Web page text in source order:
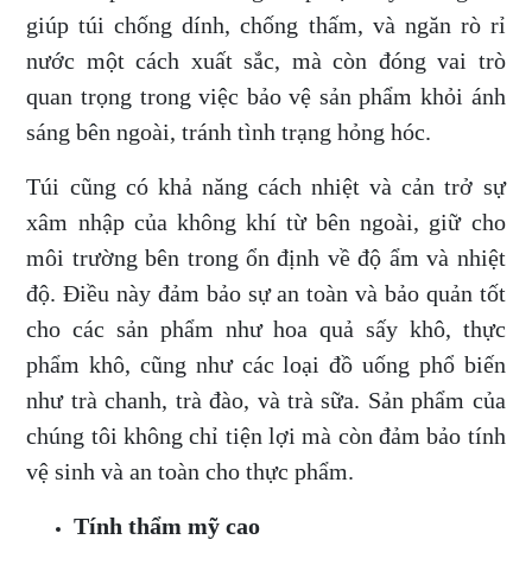
giúp túi chống dính, chống thấm, và ngăn rò rỉ
nước một cách xuất sắc, mà còn đóng vai trò
quan trọng trong việc bảo vệ sản phẩm khỏi ánh
sáng bên ngoài, tránh tình trạng hỏng hóc.
Túi cũng có khả năng cách nhiệt và cản trở sự
xâm nhập của không khí từ bên ngoài, giữ cho
môi trường bên trong ổn định về độ ẩm và nhiệt
độ. Điều này đảm bảo sự an toàn và bảo quản tốt
cho các sản phẩm như hoa quả sấy khô, thực
phẩm khô, cũng như các loại đồ uống phổ biến
như trà chanh, trà đào, và trà sữa. Sản phẩm của
chúng tôi không chỉ tiện lợi mà còn đảm bảo tính
vệ sinh và an toàn cho thực phẩm.
Tính thẩm mỹ cao